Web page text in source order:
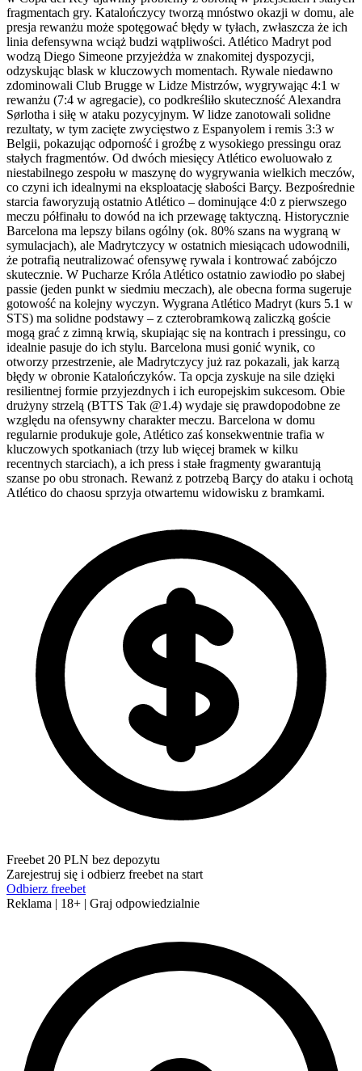
fragmentach gry. Katalończycy tworzą mnóstwo okazji w domu, ale
presja rewanżu może spotęgować błędy w tyłach, zwłaszcza że ich
linia defensywna wciąż budzi wątpliwości. Atlético Madryt pod
wodzą Diego Simeone przyjeżdża w znakomitej dyspozycji,
odzyskując blask w kluczowych momentach. Rywale niedawno
zdominowali Club Brugge w Lidze Mistrzów, wygrywając 4:1 w
rewanżu (7:4 w agregacie), co podkreśliło skuteczność Alexandra
Sørlotha i siłę w ataku pozycyjnym. W lidze zanotowali solidne
rezultaty, w tym zacięte zwycięstwo z Espanyolem i remis 3:3 w
Belgii, pokazując odporność i groźbę z wysokiego pressingu oraz
stałych fragmentów. Od dwóch miesięcy Atlético ewoluowało z
niestabilnego zespołu w maszynę do wygrywania wielkich meczów,
co czyni ich idealnymi na eksploatację słabości Barçy. Bezpośrednie
starcia faworyzują ostatnio Atlético – dominujące 4:0 z pierwszego
meczu półfinału to dowód na ich przewagę taktyczną. Historycznie
Barcelona ma lepszy bilans ogólny (ok. 80% szans na wygraną w
symulacjach), ale Madrytczycy w ostatnich miesiącach udowodnili,
że potrafią neutralizować ofensywę rywala i kontrować zabójczo
skutecznie. W Pucharze Króla Atlético ostatnio zawiodło po słabej
passie (jeden punkt w siedmiu meczach), ale obecna forma sugeruje
gotowość na kolejny wyczyn. Wygrana Atlético Madryt (kurs 5.1 w
STS) ma solidne podstawy – z czterobramkową zaliczką goście
mogą grać z zimną krwią, skupiając się na kontrach i pressingu, co
idealnie pasuje do ich stylu. Barcelona musi gonić wynik, co
otworzy przestrzenie, ale Madrytczycy już raz pokazali, jak karzą
błędy w obronie Katalończyków. Ta opcja zyskuje na sile dzięki
resilientnej formie przyjezdnych i ich europejskim sukcesom. Obie
drużyny strzelą (BTTS Tak @1.4) wydaje się prawdopodobne ze
względu na ofensywny charakter meczu. Barcelona w domu
regularnie produkuje gole, Atlético zaś konsekwentnie trafia w
kluczowych spotkaniach (trzy lub więcej bramek w kilku
recentnych starciach), a ich press i stałe fragmenty gwarantują
szanse po obu stronach. Rewanż z potrzebą Barçy do ataku i ochotą
Atlético do chaosu sprzyja otwartemu widowisku z bramkami.
Freebet 20 PLN bez depozytu
Zarejestruj się i odbierz freebet na start
Odbierz freebet
Reklama | 18+ | Graj odpowiedzialnie